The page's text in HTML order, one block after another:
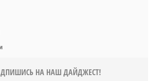
НА НАШ ДАЙДЖЕСТ!